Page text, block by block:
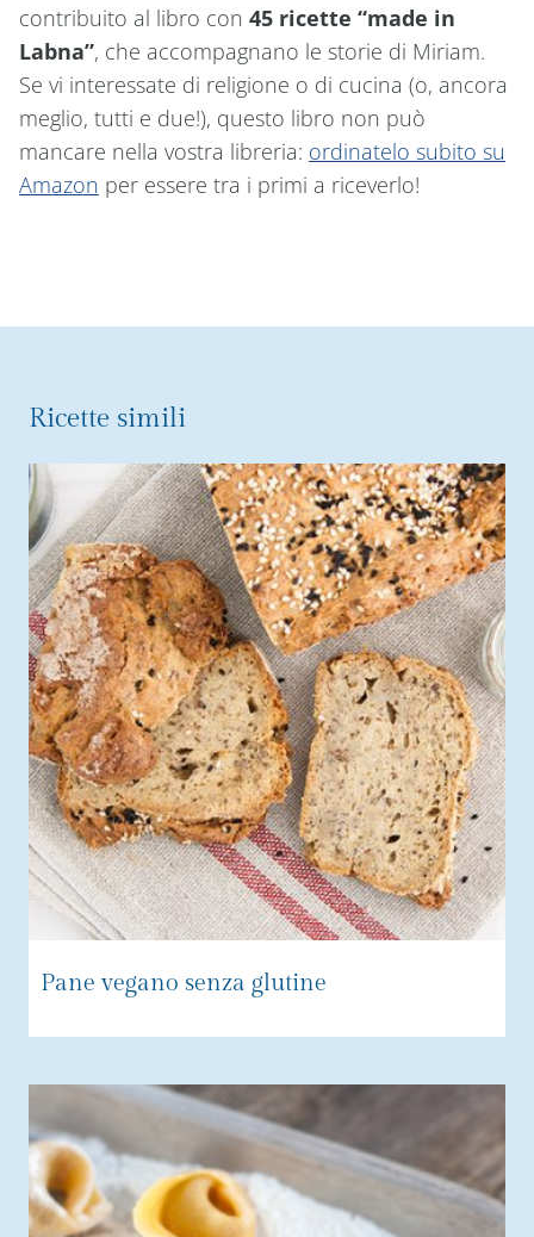
contribuito al libro con 45 ricette “made in
Labna”, che accompagnano le storie di Miriam.
Se vi interessate di religione o di cucina (o, ancora
meglio, tutti e due!), questo libro non può
mancare nella vostra libreria: ordinatelo subito su
Amazon per essere tra i primi a riceverlo!
Ricette simili
Pane vegano senza glutine